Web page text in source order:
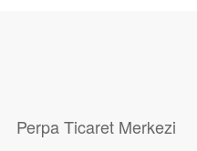
Perpa Ticaret Merkezi